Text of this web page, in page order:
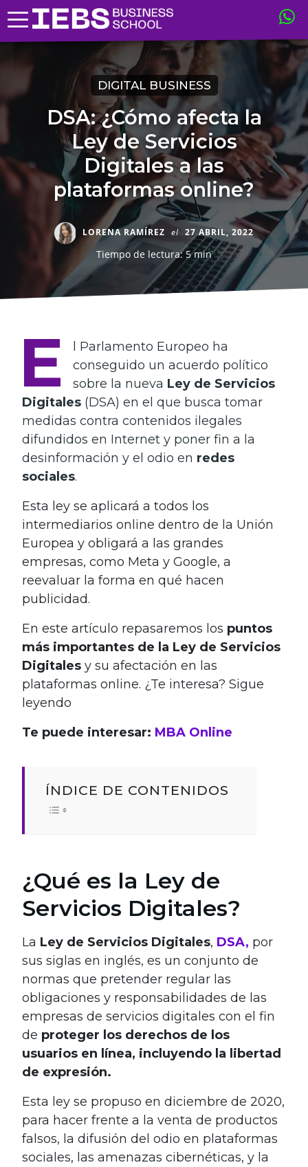
DIGITAL BUSINESS
DSA: ¿Cómo afecta la
Ley de Servicios
Digitales a las
plataformas online?
LORENA RAMÍREZ el 27 ABRIL, 2022
Tiempo de lectura: 5 min
E
l Parlamento Europeo ha
conseguido un acuerdo político
sobre la nueva Ley de Servicios
Digitales (DSA) en el que busca tomar
medidas contra contenidos ilegales
difundidos en Internet y poner fin a la
desinformación y el odio en redes
sociales.
Esta ley se aplicará a todos los
intermediarios online dentro de la Unión
Europea y obligará a las grandes
empresas, como Meta y Google, a
reevaluar la forma en qué hacen
publicidad.
En este artículo repasaremos los puntos
más importantes de la Ley de Servicios
Digitales y su afectación en las
plataformas online. ¿Te interesa? Sigue
leyendo
Te puede interesar: MBA Online
ÍNDICE DE CONTENIDOS
¿Qué es la Ley de
Servicios Digitales?
La Ley de Servicios Digitales, DSA, por
sus siglas en inglés, es un conjunto de
normas que pretender regular las
obligaciones y responsabilidades de las
empresas de servicios digitales con el fin
de proteger los derechos de los
usuarios en línea, incluyendo la libertad
de expresión.
Esta ley se propuso en diciembre de 2020,
para hacer frente a la venta de productos
falsos, la difusión del odio en plataformas
sociales, las amenazas cibernéticas, y la